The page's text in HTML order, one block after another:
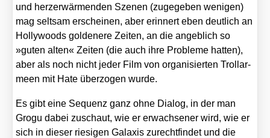
und herz­er­wär­men­den Sze­nen (zuge­ge­ben weni­gen)
mag selt­sam erschei­nen, aber erin­nert eben deut­lich an
Hol­ly­woods gol­de­ne­re Zei­ten, an die angeb­lich so
»guten alten« Zei­ten (die auch ihre Pro­ble­me hat­ten),
aber als noch nicht jeder Film von orga­ni­sier­ten Troll­ar­
meen mit Hate über­zo­gen wur­de.
Es gibt eine Sequenz ganz ohne Dia­log, in der man
Gro­gu dabei zuschaut, wie er erwach­se­ner wird, wie er
sich in die­ser rie­si­gen Gala­xis zurecht­fin­det und die